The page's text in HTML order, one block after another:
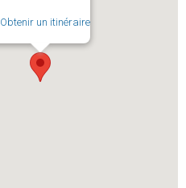
Obtenir un itinéraire